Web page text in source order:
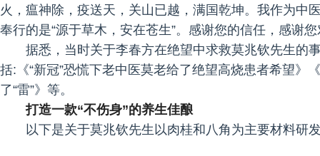
火，瘟神除，疫送天，关山已越，满国乾坤。我作为中
奉行的是“源于草木，安在苍生”。感谢您的信任，感谢
据悉，当时关于李春方在绝望中求救莫兆钦先生的
括:《“新冠”恐慌下老中医莫老给了绝望高烧患者希望》
了“雷”》等。
打造一款“不伤身”的养生佳酿
以下是关于莫兆钦先生以肉桂和八角为主要材料